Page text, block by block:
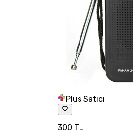
Plus Satıcı
300 TL